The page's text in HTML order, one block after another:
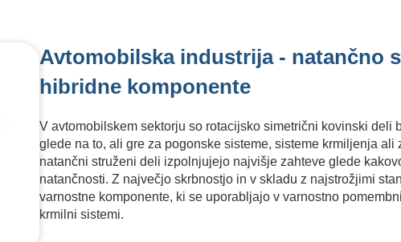
Avtomobilska industrija - natančno
hibridne komponente
V avtomobilskem sektorju so rotacijsko simetrični kovinski deli
glede na to, ali gre za pogonske sisteme, sisteme krmiljenja ali
natančni struženi deli izpolnjujejo najvišje zahteve glede
natančnosti. Z največjo skrbnostjo in v skladu z najstrožjimi
varnostne komponente, ki se uporabljajo v varnostno
krmilni sistemi.